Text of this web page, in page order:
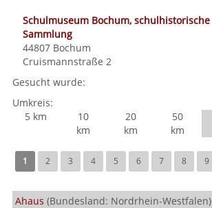
Schulmuseum Bochum, schulhistorische
Sammlung
44807 Bochum
Cruismannstraße 2
Gesucht wurde:
Umkreis:
5 km
10
km
20
km
50
km
1 2 3 4 5 6 7 8 9
Ahaus (Bundesland: Nordrhein-Westfalen)